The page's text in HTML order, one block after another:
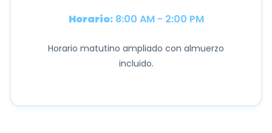
Horario:8:00 AM - 2:00 PM
Horario matutino ampliado con almuerzo
incluido.